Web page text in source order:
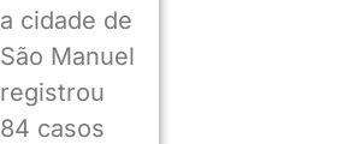
a cidade de
São Manuel
registrou
84 casos